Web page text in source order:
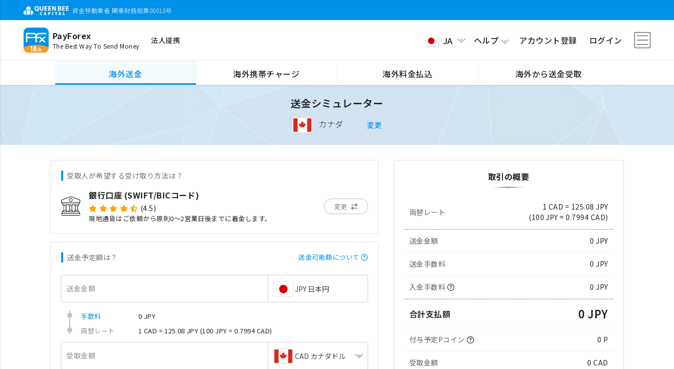
資金移動業者 関東財務局第00010号
PayForex
The Best Way To Send Money
法人提携 JA ヘルプ アカウント登録 ログイン
海外送金 海外携帯チャージ 海外料金払込 海外から送金受取
送金シミュレーター
カナダ 変更
受取人が希望する受け取り方法は？
銀行口座 (SWIFT/BICコード)
(4.5)
現地通貨はご依頼から原則0〜2営業日後までに着金します。
変更
送金予定額は？ 送金可能額について
送金金額 JPY 日本円
手数料
0 JPY
両替レート
1 CAD = 125.08 JPY (100 JPY = 0.7994 CAD)
受取金額 CAD カナダドル
取引の概要
両替レート
1 CAD = 125.08 JPY
(100 JPY = 0.7994 CAD)
送金金額 0 JPY
送金手数料 0 JPY
入金手数料 0 JPY
合計支払額 0 JPY
付与予定Pコイン 0 P
受取金額 0 CAD